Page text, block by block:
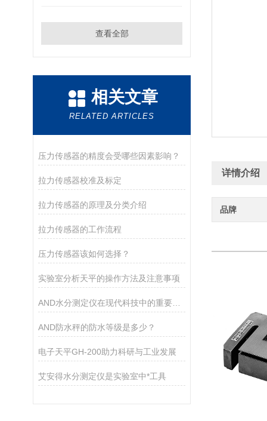
查看全部
相关文章
RELATED ARTICLES
压力传感器的精度会受哪些因素影响？
拉力传感器校准及标定
拉力传感器的原理及分类介绍
拉力传感器的工作流程
压力传感器该如何选择？
实验室分析天平的操作方法及注意事项
AND水分测定仪在现代科技中的重要作用
AND防水秤的防水等级是多少？
电子天平GH-200助力科研与工业发展
艾安得水分测定仪是实验室中*工具
详情介绍
品牌